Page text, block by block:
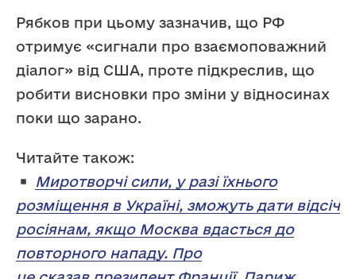
Рябков при цьому зазначив, що РФ
отримує «сигнали про взаємоповажний
діалог» від США, проте підкреслив, що
робити висновки про зміни у відносинах
поки що зарано.
Читайте також:
Миротворчі сили, у разі їхнього
розміщення в Україні, зможуть дати відсіч
росіянам, якщо Москва вдасться до
повторного нападу. Про